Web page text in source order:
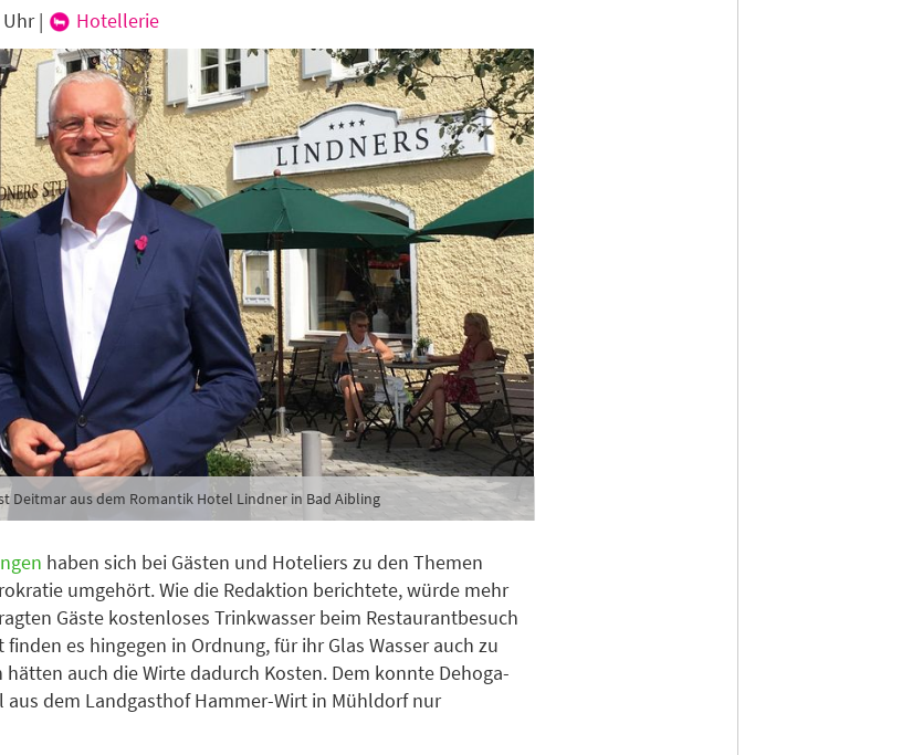
Uhr| Hotellerie
Deitmar aus dem Romantik Hotel Lindner in Bad Aibling
haben sich bei Gästen und Hoteliers zu den Themen
umgehört. Wie die Redaktion berichtete, würde mehr
Gäste kostenloses Trinkwasser beim Restaurantbesuch
finden es hingegen in Ordnung, für ihr Glas Wasser auch zu
auch die Wirte dadurch Kosten. Dem konnte Dehoga-
aus dem Landgasthof Hammer-Wirt in Mühldorf nur